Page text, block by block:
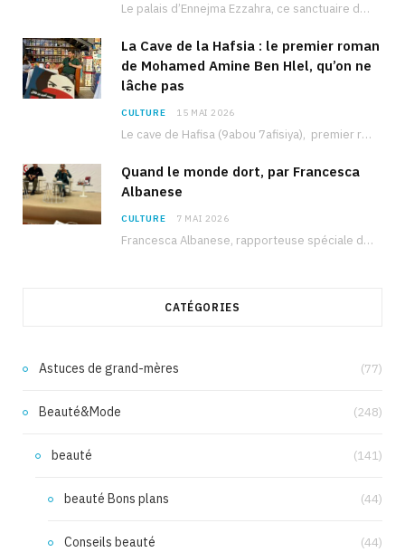
Le palais d’Ennejma Ezzahra, ce sanctuaire de la musique tunisienne et méditerranéenne construit par le…
La Cave de la Hafsia : le premier roman
de Mohamed Amine Ben Hlel, qu’on ne
lâche pas
CULTURE 15 MAI 2026
Le cave de Hafisa (9abou 7afisiya), premier roman du journaliste tunisien Mohamed Amine Ben Hlel,…
Quand le monde dort, par Francesca
Albanese
CULTURE 7 MAI 2026
Francesca Albanese, rapporteuse spéciale de l’ONU sur les territoires palestiniens occupés, était à Tunis pour…
CATÉGORIES
Astuces de grand-mères (77)
Beauté&Mode (248)
beauté (141)
beauté Bons plans (44)
Conseils beauté (44)